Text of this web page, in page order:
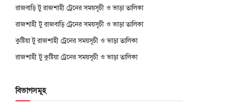
রাজবাড়ি টু রাজশাহী ট্রেনের সময়সূচী ও ভাড়া তালিকা
রাজশাহী টু রাজবাড়ি ট্রেনের সময়সূচী ও ভাড়া তালিকা
কুষ্টিয়া টু রাজশাহী ট্রেনের সময়সূচী ও ভাড়া তালিকা
রাজশাহী টু কুষ্টিয়া ট্রেনের সময়সূচী ও ভাড়া তালিকা
বিভাগসমূহ